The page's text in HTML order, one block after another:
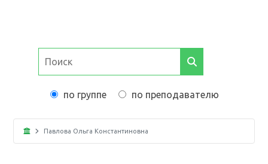
по группе по преподавателю
Павлова Ольга Константиновна